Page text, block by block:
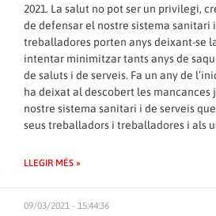
2021. La salut no pot ser un privilegi,
de defensar el nostre sistema sanitari
treballadores porten anys deixant-se
intentar minimitzar tants anys de
de saluts i de serveis. Fa un any de
ha deixat al descobert les mancances
nostre sistema sanitari i de serveis
seus treballadors i treballadores i als
LLEGIR MÉS »
09/03/2021 - 15:44:36